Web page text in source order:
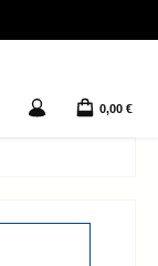
0,00 €